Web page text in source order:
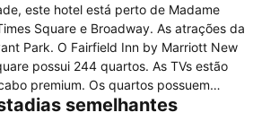
este hotel está perto de Madame
Square e Broadway. As atrações da
Park. O Fairfield Inn by Marriott New
possui 244 quartos. As TVs estão
premium. Os quartos possuem
de cortesia, telefones com linha
semelhantes